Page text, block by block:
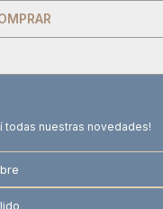
todas nuestras novedades!